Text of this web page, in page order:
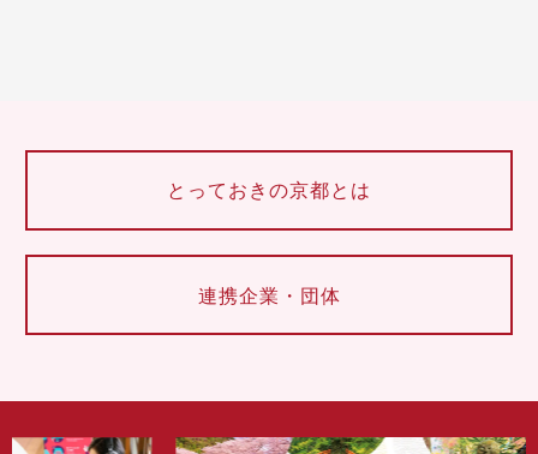
とっておきの京都とは
連携企業・団体